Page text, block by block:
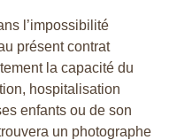
l’impossibilité
présent contrat
la capacité du
hospitalisation
enfants ou de son
un photographe